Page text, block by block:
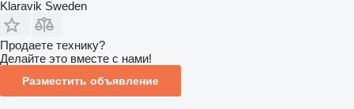
Klaravik Sweden
Продаете технику?
Делайте это вместе с нами!
Разместить объявление